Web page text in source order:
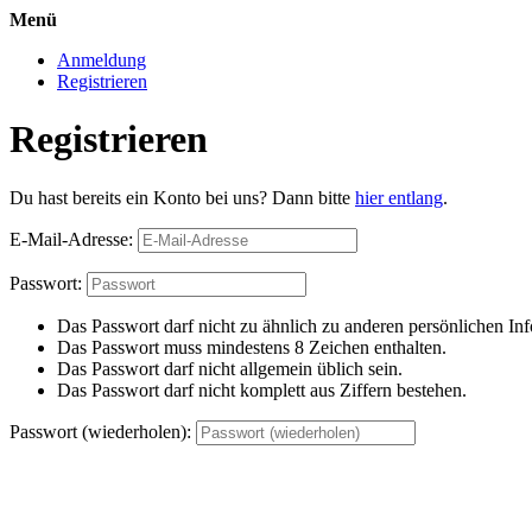
Menü
Anmeldung
Registrieren
Registrieren
Du hast bereits ein Konto bei uns? Dann bitte hier entlang.
E-Mail-Adresse:
Passwort:
Das Passwort darf nicht zu ähnlich zu anderen persönlichen
Das Passwort muss mindestens 8 Zeichen enthalten.
Das Passwort darf nicht allgemein üblich sein.
Das Passwort darf nicht komplett aus Ziffern bestehen.
Passwort (wiederholen):